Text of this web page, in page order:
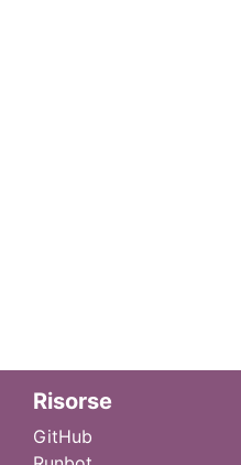
Risorse
GitHub